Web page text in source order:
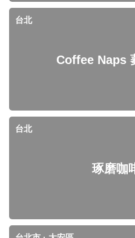
Coffee Naps
台北
琢磨咖
台北